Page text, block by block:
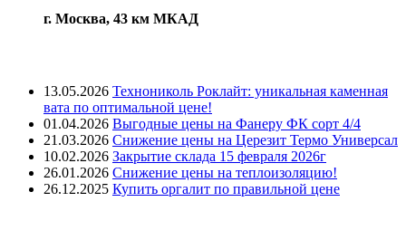
г. Москва, 43 км МКАД
13.05.2026 Технониколь Роклайт: уникальная каменная
вата по оптимальной цене!
01.04.2026 Выгодные цены на Фанеру ФК сорт 4/4
21.03.2026 Снижение цены на Церезит Термо Универсал
10.02.2026 Закрытие склада 15 февраля 2026г
26.01.2026 Снижение цены на теплоизоляцию!
26.12.2025 Купить оргалит по правильной цене